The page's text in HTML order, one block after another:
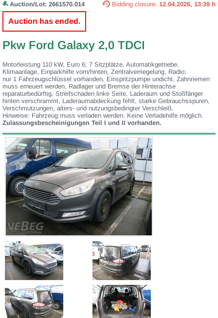
Bidding closure: 12.04.2026, 13:39 h
Auction/Lot: 2661570.014
Auction has ended.
Pkw Ford Galaxy 2,0 TDCI
Motorleistung 110 kW, Euro 6; 7 Sitzplätze, Automatikgetriebe,
Klimaanlage, Einparkhilfe vorn/hinten, Zentralverriegelung, Radio;
nur 1 Fahrzeugschlüssel vorhanden, Einspritzpumpe undicht, Zahnriemen
muss erneuert werden, Radlager und Bremse der Hinterachse
reparaturbedürftig, Streifschaden linke Seite, Laderaum und Stoßfänger
hinten verschrammt, Laderaumabdeckung fehlt, starke Gebrauchsspuren,
Verschmutzungen, alters- und nutzungsbedingter Verschleiß.
Hinweise: Fahrzeug muss verladen werden. Keine Verladehilfe möglich.
Zulassungsbescheinigungen Teil I und II vorhanden.